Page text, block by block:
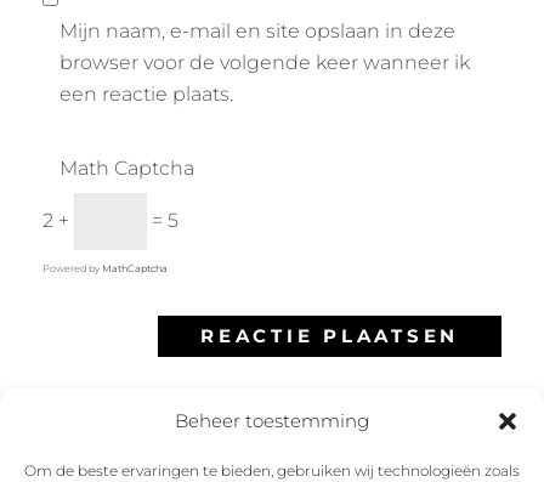
Beheer toestemming
Om de beste ervaringen te bieden, gebruiken wij technologieën zoals
Mijn naam, e-mail en site opslaan in deze
browser voor de volgende keer wanneer ik
een reactie plaats.
Math Captcha
2 + = 5
Powered by MathCaptcha